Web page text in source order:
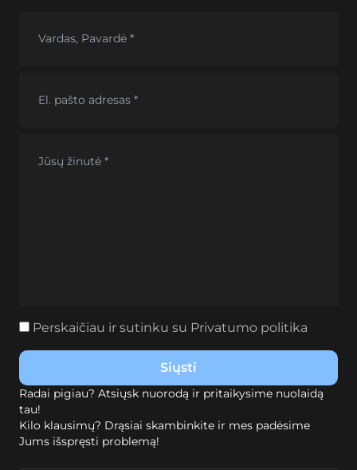
Radai pigiau? Atsiųsk nuorodą ir pritaikysime nuolaidą
tau!
Kilo klausimų? Drąsiai skambinkite ir mes padėsime
Jums išspręsti problemą!
Perskaičiau ir sutinku su Privatumo politika